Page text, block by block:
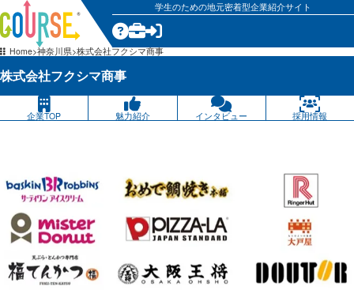
学生のための地元密着型企業紹介サイト
Home 神奈川県 株式会社フクシマ商事
株式会社フクシマ商事
企業TOP 魅力紹介 インタビュー 採用情報